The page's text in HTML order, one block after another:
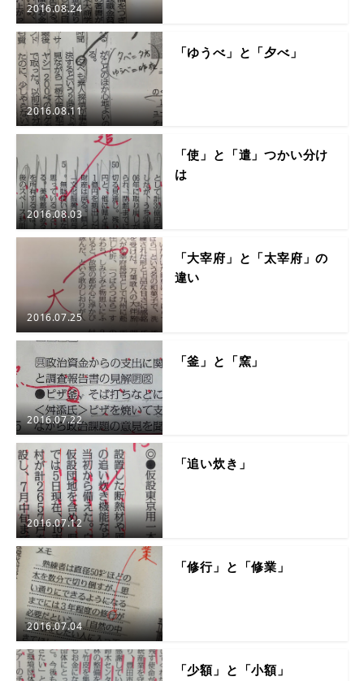
2016.08.24
2016.08.11
「ゆうべ」と「夕べ」
2016.08.03
「使」と「遣」つかい分け
は
2016.07.25
「大宰府」と「太宰府」の
違い
2016.07.22
「釜」と「窯」
2016.07.12
「追い炊き」
2016.07.04
「修行」と「修業」
「少額」と「小額」